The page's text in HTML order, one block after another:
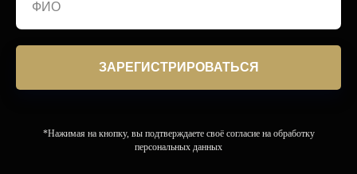
ЗАРЕГИСТРИРОВАТЬСЯ
*Нажимая на кнопку, вы подтверждаете своё согласие на обработку
персональных данных